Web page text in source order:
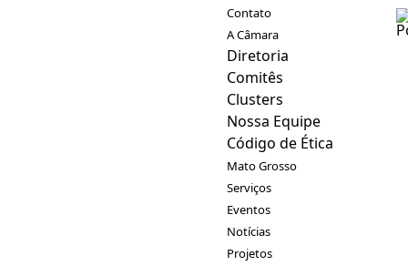
Contato
A Câmara
Diretoria
Comitês
Clusters
Nossa Equipe
Código de Ética
Mato Grosso
Serviços
Eventos
Notícias
Projetos